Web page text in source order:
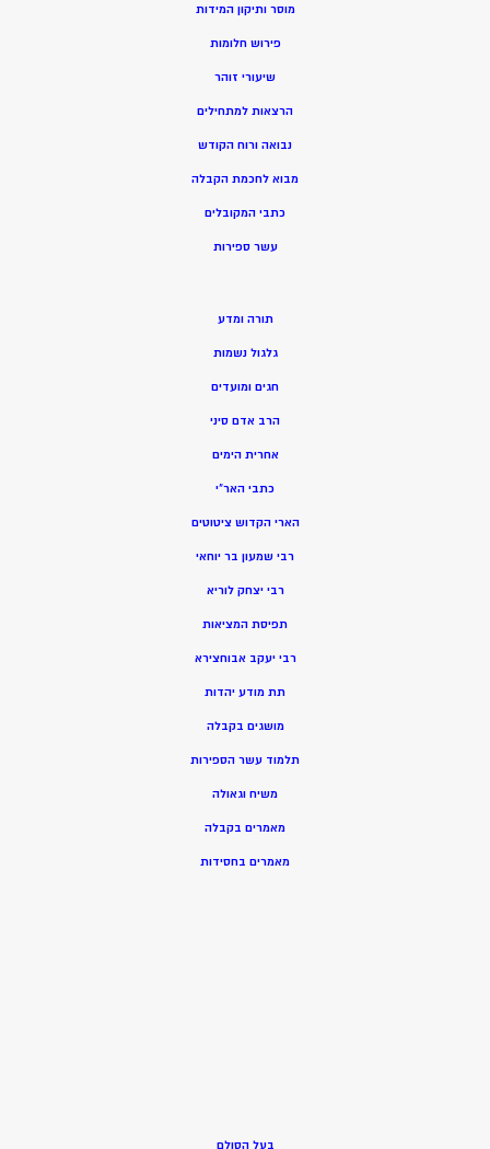
מוסר ותיקון המידות
פירוש חלומות
שיעורי זוהר
הרצאות למתחילים
נבואה ורוח הקודש
מבוא לחכמת הקבלה
כתבי המקובלים
עשר ספירות
תורה ומדע
גלגול נשמות
חגים ומועדים
הרב אדם סיני
אחרית הימים
כתבי האר”י
הארי הקדוש ציטוטים
רבי שמעון בר יוחאי
רבי יצחק לוריא
תפיסת המציאות
רבי יעקב אבוחצירא
תת מודע יהדות
מושגים בקבלה
תלמוד עשר הספירות
משיח וגאולה
מאמרים בקבלה
מאמרים בחסידות
בעל הסולם